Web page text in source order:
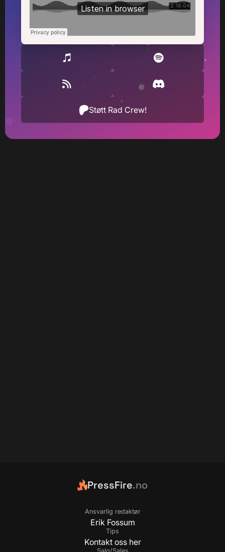
Støtt Rad Crew!
PressFire.no
Ansvarlig redaktør
Erik Fossum
Tips
Kontakt oss her